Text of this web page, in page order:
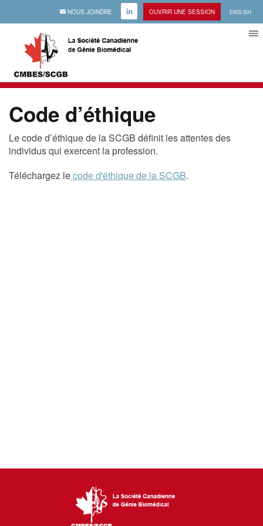
EMAIL NOUS JOINDRE LINKEDIN OUVRIR UNE SESSION ENGLISH
Code d’éthique
Le code d’éthique de la SCGB définit les attentes des
individus qui exercent la profession.
Téléchargez lecode d'éthique de la SCGB.